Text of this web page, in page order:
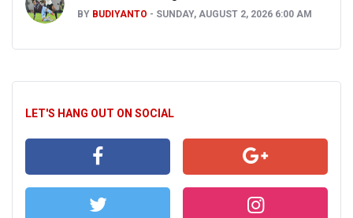
BY BUDIYANTO SUNDAY, AUGUST 2, 2026 6:00 AM
LET'S HANG OUT ON SOCIAL